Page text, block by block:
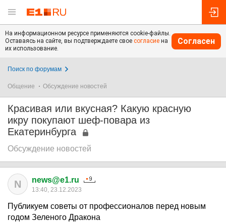
На информационном ресурсе применяются cookie-файлы.
Оставаясь на сайте, вы подтверждаете свое согласие на
их использование.
Согласен
Поиск по форумам
Общение Обсуждение новостей
Красивая или вкусная? Какую красную
икру покупают шеф-повара из
Екатеринбурга
Обсуждение новостей
N news@e1.ru
13:40, 23.12.2023
Публикуем советы от профессионалов перед новым
годом Зеленого Дракона